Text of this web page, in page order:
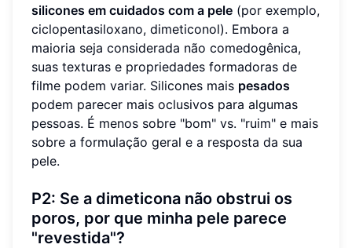
silicones em cuidados com a pele (por exemplo,
ciclopentasiloxano, dimeticonol). Embora a
maioria seja considerada não comedogênica,
suas texturas e propriedades formadoras de
filme podem variar. Silicones mais pesados
podem parecer mais oclusivos para algumas
pessoas. É menos sobre "bom" vs. "ruim" e mais
sobre a formulação geral e a resposta da sua
pele.
P2: Se a dimeticona não obstrui os
poros, por que minha pele parece
"revestida"?